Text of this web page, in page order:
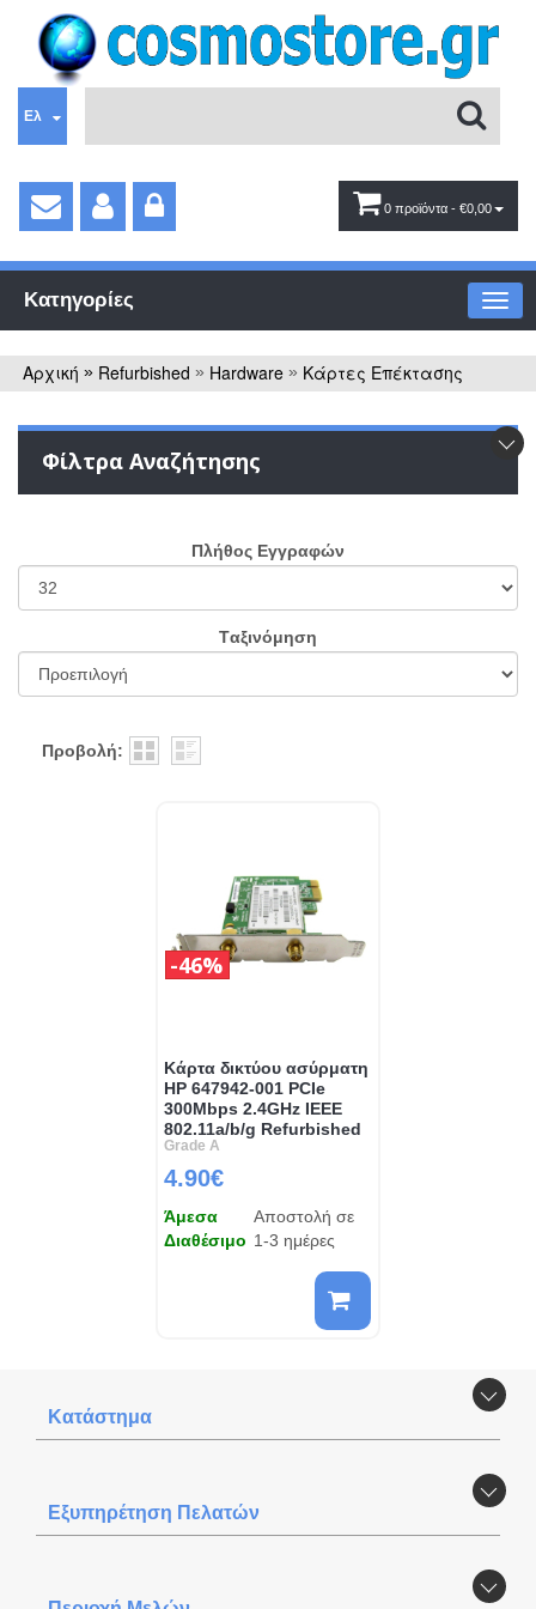
Ελ
0 προϊόντα - €0,00
Κατηγορίες
Αρχική » Refurbished » Hardware » Κάρτες Επέκτασης
Φίλτρα Αναζήτησης
Πλήθος Εγγραφών
Tαξινόμηση
Προβολή:
Κάρτα δικτύου ασύρματη
HP 647942-001 PCIe
300Mbps 2.4GHz IEEE
802.11a/b/g Refurbished
Grade A
4.90€
46%
Άμεσα
Διαθέσιμο
Αποστολή σε
1-3 ημέρες
Κατάστημα
Εξυπηρέτηση Πελατών